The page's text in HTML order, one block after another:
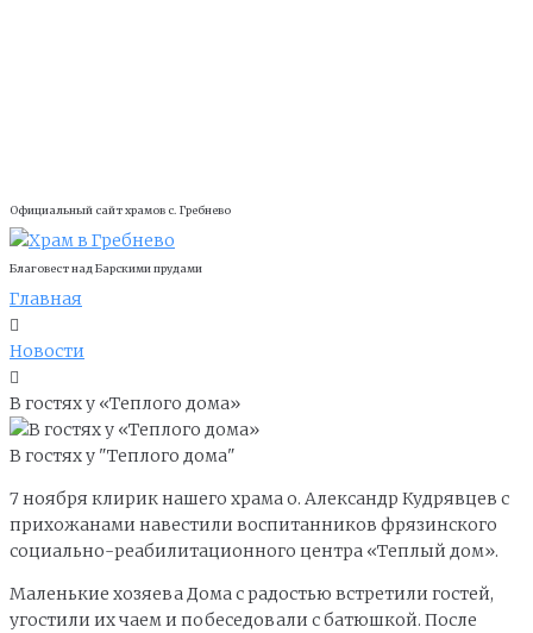
Официальный сайт храмов с. Гребнево
Благовест над Барскими прудами
Главная
Новости
В гостях у «Теплого дома»
В гостях у "Теплого дома"
7 ноября клирик нашего храма о. Александр Кудрявцев с
прихожанами навестили воспитанников фрязинского
социально-реабилитационного центра «Теплый дом».
Маленькие хозяева Дома с радостью встретили гостей,
угостили их чаем и побеседовали с батюшкой. После